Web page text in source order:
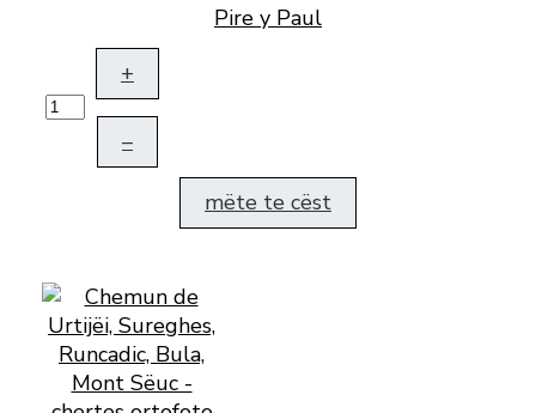
Pire y Paul
+
–
mëte te cëst